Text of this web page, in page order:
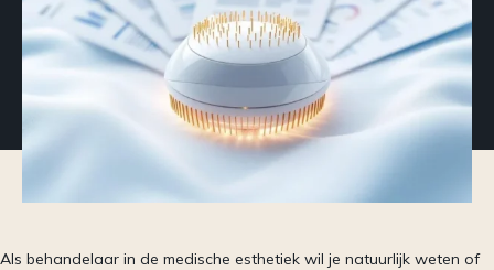
Als behandelaar in de medische esthetiek wil je natuurlijk weten of